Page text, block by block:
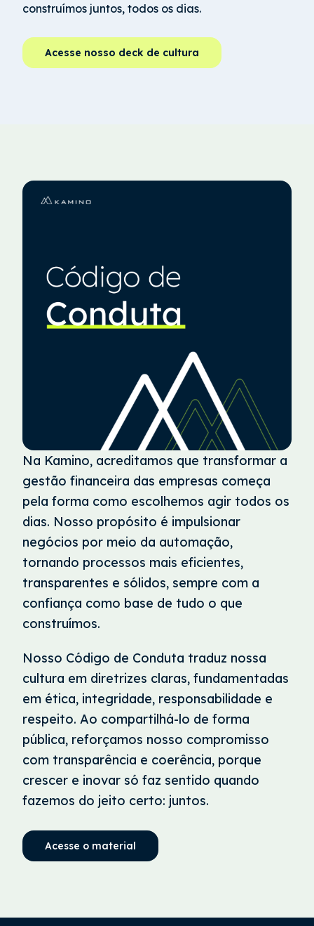
construímos juntos, todos os dias.
Acesse nosso deck de cultura
Na Kamino, acreditamos que transformar a
gestão financeira das empresas começa
pela forma como escolhemos agir todos os
dias. Nosso propósito é impulsionar
negócios por meio da automação,
tornando processos mais eficientes,
transparentes e sólidos, sempre com a
confiança como base de tudo o que
construímos.
Nosso Código de Conduta traduz nossa
cultura em diretrizes claras, fundamentadas
em ética, integridade, responsabilidade e
respeito. Ao compartilhá-lo de forma
pública, reforçamos nosso compromisso
com transparência e coerência, porque
crescer e inovar só faz sentido quando
fazemos do jeito certo: juntos.
Acesse o material